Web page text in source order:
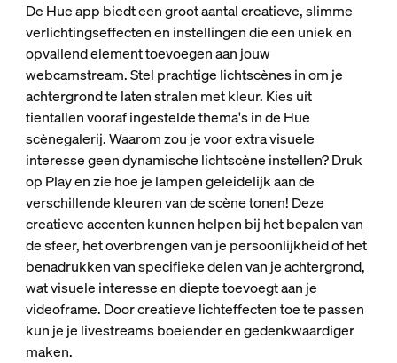
De Hue app biedt een groot aantal creatieve, slimme
verlichtingseffecten en instellingen die een uniek en
opvallend element toevoegen aan jouw
webcamstream. Stel prachtige lichtscènes in om je
achtergrond te laten stralen met kleur. Kies uit
tientallen vooraf ingestelde thema's in de Hue
scènegalerij. Waarom zou je voor extra visuele
interesse geen dynamische lichtscène instellen? Druk
op Play en zie hoe je lampen geleidelijk aan de
verschillende kleuren van de scène tonen! Deze
creatieve accenten kunnen helpen bij het bepalen van
de sfeer, het overbrengen van je persoonlijkheid of het
benadrukken van specifieke delen van je achtergrond,
wat visuele interesse en diepte toevoegt aan je
videoframe. Door creatieve lichteffecten toe te passen
kun je je livestreams boeiender en gedenkwaardiger
maken.